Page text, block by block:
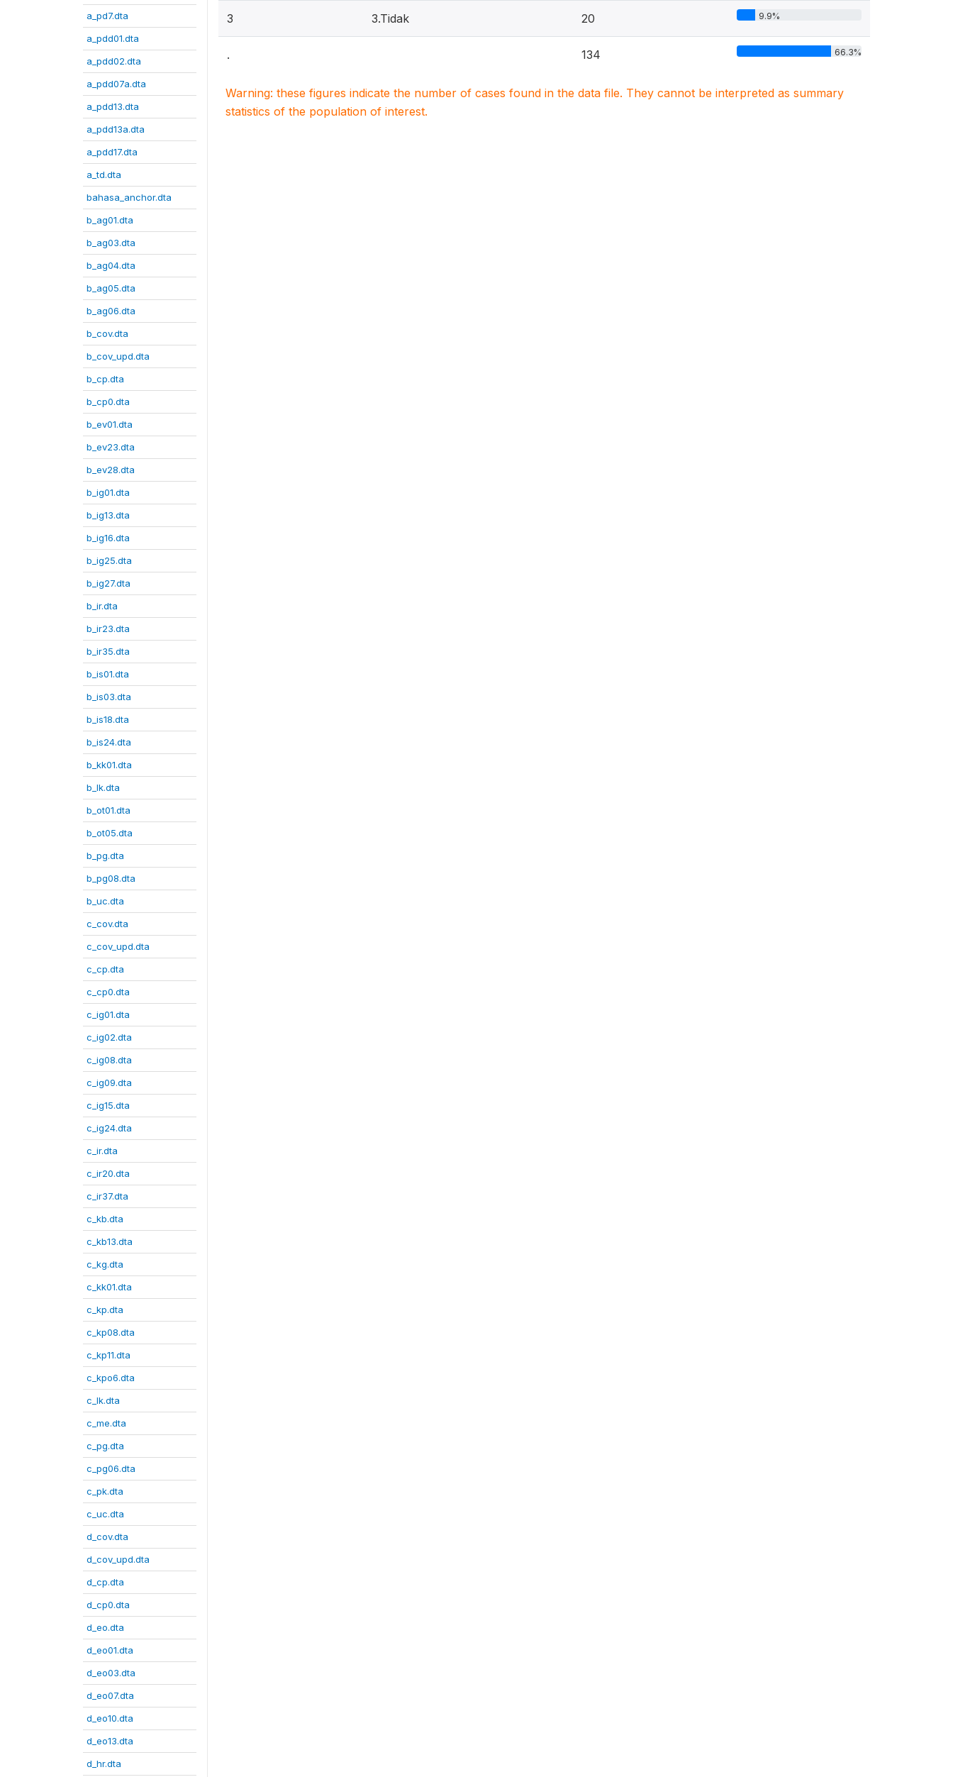
a_pd7.dta
a_pdd01.dta
a_pdd02.dta
a_pdd07a.dta
a_pdd13.dta
a_pdd13a.dta
a_pdd17.dta
a_td.dta
bahasa_anchor.dta
b_ag01.dta
b_ag03.dta
b_ag04.dta
b_ag05.dta
b_ag06.dta
b_cov.dta
b_cov_upd.dta
b_cp.dta
b_cp0.dta
b_ev01.dta
b_ev23.dta
b_ev28.dta
b_ig01.dta
b_ig13.dta
b_ig16.dta
b_ig25.dta
b_ig27.dta
b_ir.dta
b_ir23.dta
b_ir35.dta
b_is01.dta
b_is03.dta
b_is18.dta
b_is24.dta
b_kk01.dta
b_lk.dta
b_ot01.dta
b_ot05.dta
b_pg.dta
b_pg08.dta
b_uc.dta
c_cov.dta
c_cov_upd.dta
c_cp.dta
c_cp0.dta
c_ig01.dta
c_ig02.dta
c_ig08.dta
c_ig09.dta
c_ig15.dta
c_ig24.dta
c_ir.dta
c_ir20.dta
c_ir37.dta
c_kb.dta
c_kb13.dta
c_kg.dta
c_kk01.dta
c_kp.dta
c_kp08.dta
c_kp11.dta
c_kpo6.dta
c_lk.dta
c_me.dta
c_pg.dta
c_pg06.dta
c_pk.dta
c_uc.dta
d_cov.dta
d_cov_upd.dta
d_cp.dta
d_cp0.dta
d_eo.dta
d_eo01.dta
d_eo03.dta
d_eo07.dta
d_eo10.dta
d_eo13.dta
d_hr.dta
3 3.Tidak 20 9.9%
. 134 66.3%
Warning: these figures indicate the number of cases found in the data file. They cannot be interpreted as summary
statistics of the population of interest.